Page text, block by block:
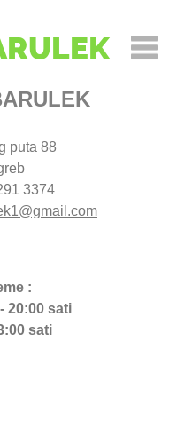
puta 88
3374
:
20:00 sati
sati